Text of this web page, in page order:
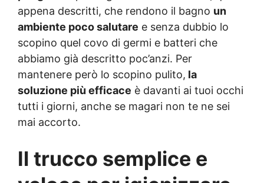
appena descritti, che rendono il bagno un
ambiente poco salutare e senza dubbio lo
scopino quel covo di germi e batteri che
abbiamo già descritto poc’anzi. Per
mantenere però lo scopino pulito, la
soluzione più efficace è davanti ai tuoi occhi
tutti i giorni, anche se magari non te ne sei
mai accorto.
Il trucco semplice e